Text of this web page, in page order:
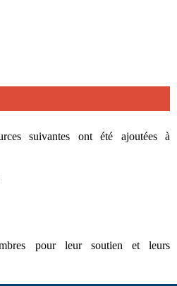
suivantes ont été ajoutées à
pour leur soutien et leurs